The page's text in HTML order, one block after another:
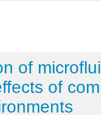
of
of